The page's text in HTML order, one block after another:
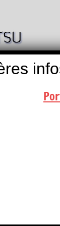
Yves